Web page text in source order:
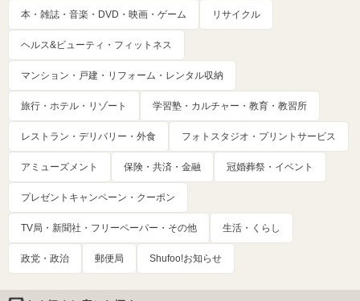
本・雑誌・音楽・DVD・映画・ゲーム リサイクル
ヘルス&ビューティ・フィットネス
マンション・戸建・リフォーム・レンタル収納
旅行・ホテル・リゾート 学習塾・カルチャー・教育・教習所
レストラン・デリバリー・外食 フォトスタジオ・プリントサービス
アミューズメント 保険・共済・金融 冠婚葬祭・イベント
プレゼントキャンペーン・クーポン
TV局・新聞社・フリーペーパー・その他 生活・くらし
政党・政治 郵便局 Shufoo!お知らせ